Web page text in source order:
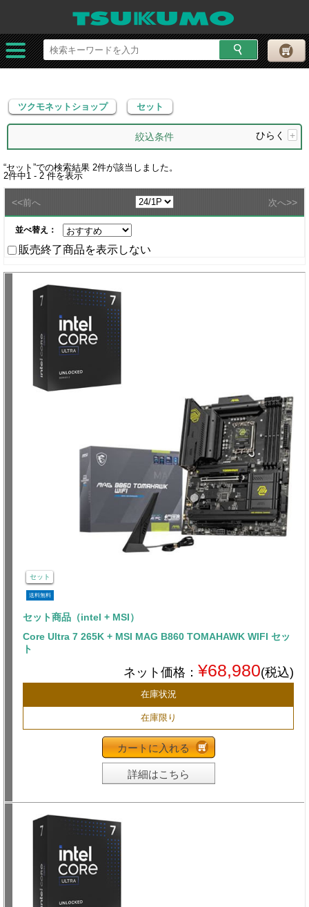
ツクモネットショップ セット
ツクモネットショップ セット
絞込条件 ひらく +
“セット ”での検索結果 2件が該当しました。
2件中1 - 2 件を表示
<<前へ 次へ>>
並べ替え：
販売終了商品を表示しない
セット
送料無料
セット商品（intel + MSI）
Core Ultra 7 265K + MSI MAG B860 TOMAHAWK WIFI セッ
ト
ネット価格： ¥68,980(税込)
在庫状況
在庫限り
カートに入れる
詳細はこちら